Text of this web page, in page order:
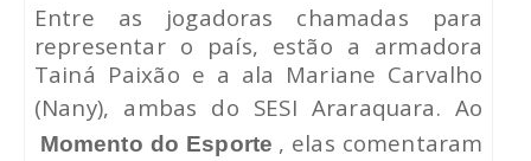
Entre as jogadoras chamadas para
representar o país, estão a armadora
Tainá Paixão e a ala Mariane Carvalho
(Nany), ambas do SESI Araraquara.Ao
Momento do Esporte , elas comentaram